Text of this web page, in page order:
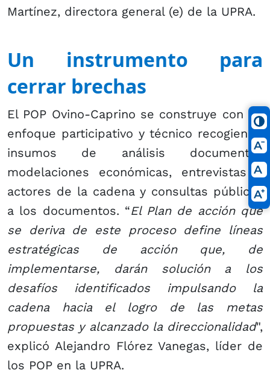
Martínez, directora general (e) de la UPRA.
Un instrumento para
cerrar brechas
El POP Ovino-Caprino se construye con un
enfoque participativo y técnico recogiendo
insumos de análisis documental,
modelaciones económicas, entrevistas a
actores de la cadena y consultas públicas
a los documentos. “El Plan de acción que
se deriva de este proceso define líneas
estratégicas de acción que, de
implementarse, darán solución a los
desafíos identificados impulsando la
cadena hacia el logro de las metas
propuestas y alcanzado la direccionalidad",
explicó Alejandro Flórez Vanegas, líder de
los POP en la UPRA.